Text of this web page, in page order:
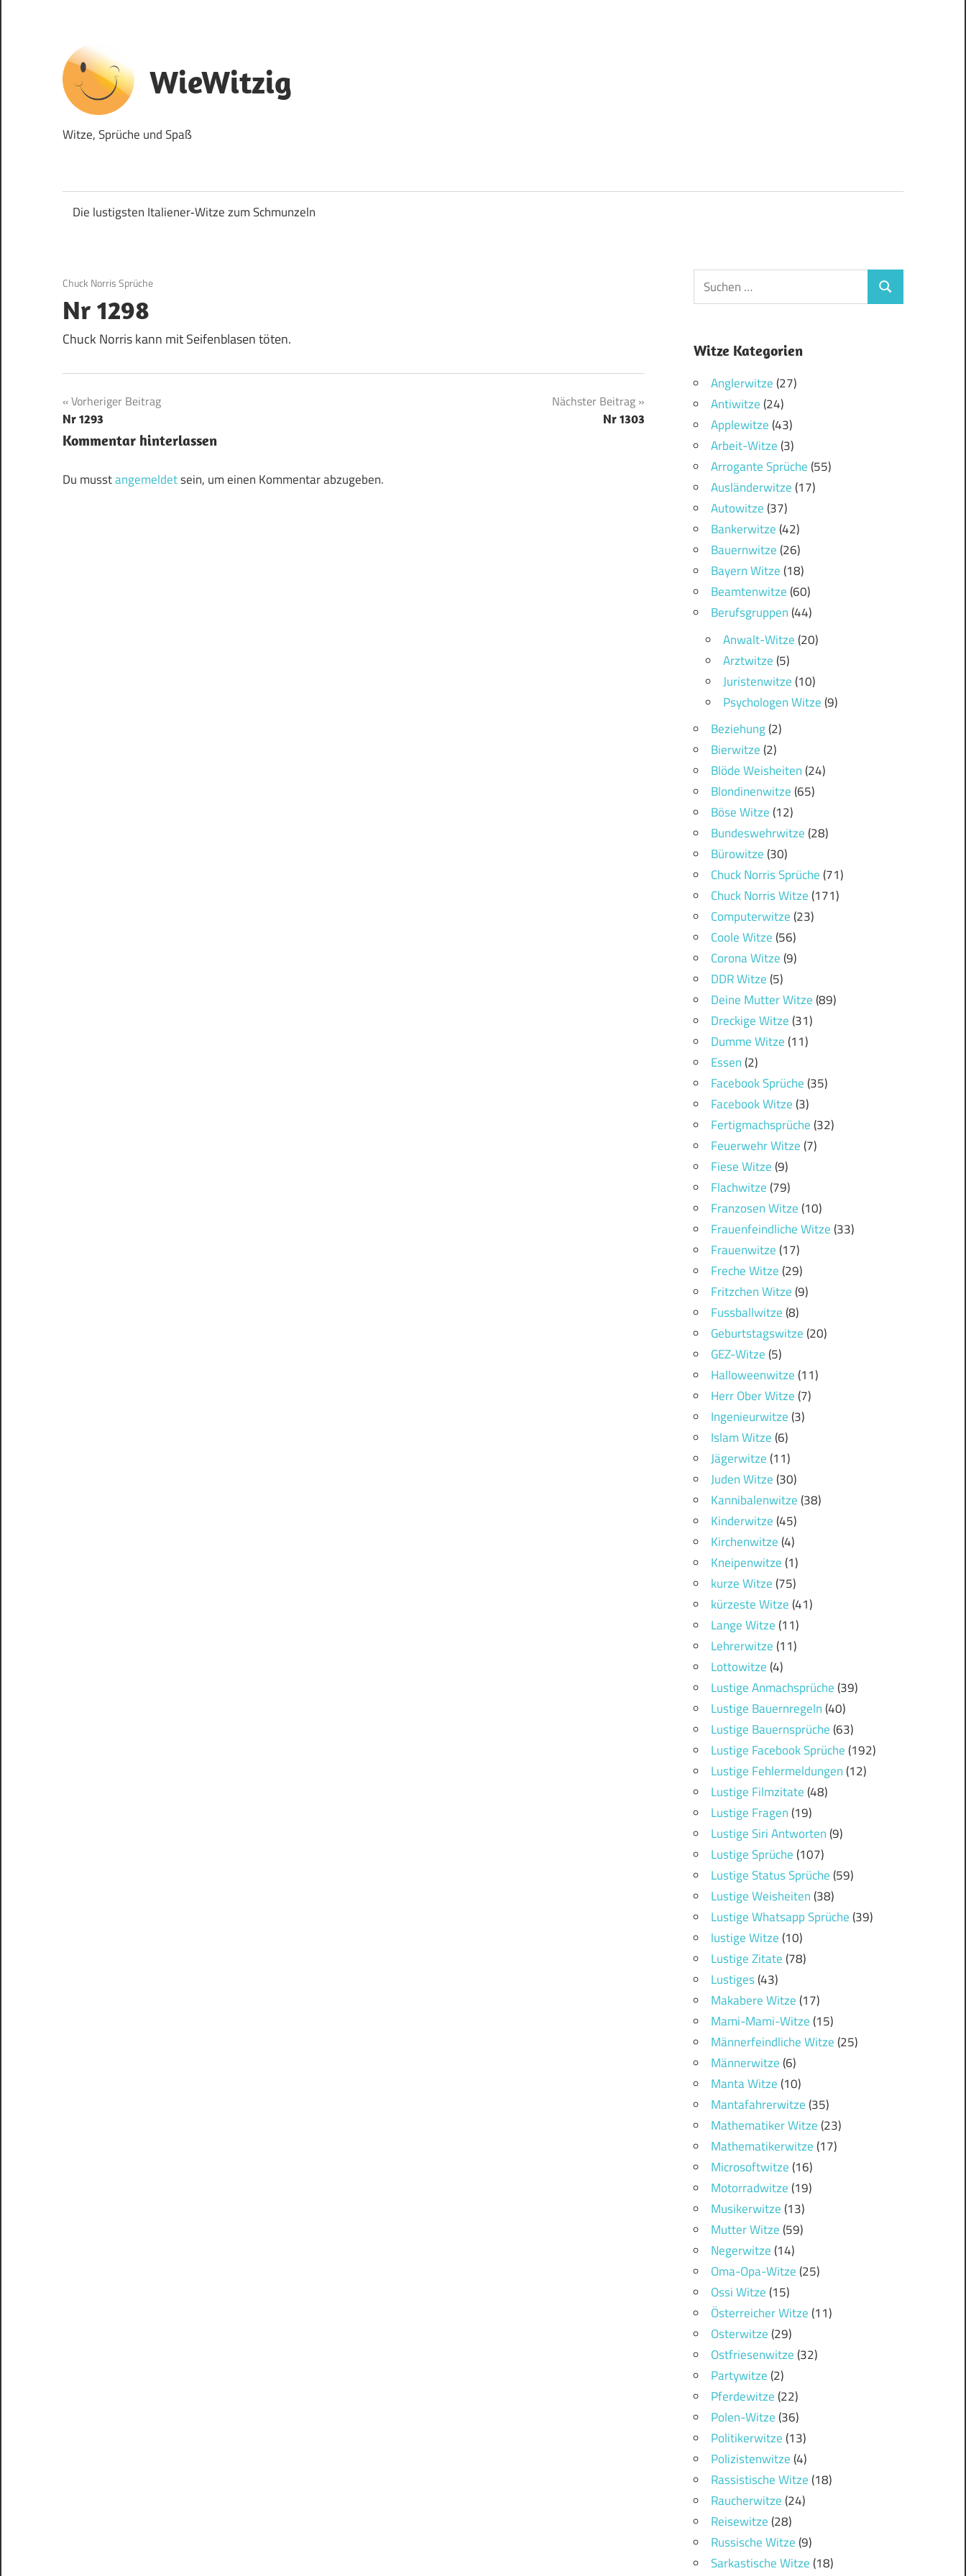
springen
WieWitzig
Witze, Sprüche und Spaß
Die lustigsten Italiener‑Witze zum Schmunzeln
19. Juni 2020
Chuck Norris Sprüche
Nr 1298
Chuck Norris kann mit Seifenblasen töten.
Beitragsnavigation
Vorheriger Beitrag
Nr 1293
Nächster Beitrag
Nr 1303
Kommentar hinterlassen
Du musstangemeldetsein, um einen Kommentar abzugeben.
Witze Kategorien
Anglerwitze(27)
Antiwitze(24)
Applewitze(43)
Arbeit-Witze(3)
Arrogante Sprüche(55)
Ausländerwitze(17)
Autowitze(37)
Bankerwitze(42)
Bauernwitze(26)
Bayern Witze(18)
Beamtenwitze(60)
Berufsgruppen(44)
Anwalt-Witze(20)
Arztwitze(5)
Juristenwitze(10)
Psychologen Witze(9)
Beziehung(2)
Bierwitze(2)
Blöde Weisheiten(24)
Blondinenwitze(65)
Böse Witze(12)
Bundeswehrwitze(28)
Bürowitze(30)
Chuck Norris Sprüche(71)
Chuck Norris Witze(171)
Computerwitze(23)
Coole Witze(56)
Corona Witze(9)
DDR Witze(5)
Deine Mutter Witze(89)
Dreckige Witze(31)
Dumme Witze(11)
Essen(2)
Facebook Sprüche(35)
Facebook Witze(3)
Fertigmachsprüche(32)
Feuerwehr Witze(7)
Fiese Witze(9)
Flachwitze(79)
Franzosen Witze(10)
Frauenfeindliche Witze(33)
Frauenwitze(17)
Freche Witze(29)
Fritzchen Witze(9)
Fussballwitze(8)
Geburtstagswitze(20)
GEZ-Witze(5)
Halloweenwitze(11)
Herr Ober Witze(7)
Ingenieurwitze(3)
Islam Witze(6)
Jägerwitze(11)
Juden Witze(30)
Kannibalenwitze(38)
Kinderwitze(45)
Kirchenwitze(4)
Kneipenwitze(1)
kurze Witze(75)
kürzeste Witze(41)
Lange Witze(11)
Lehrerwitze(11)
Lottowitze(4)
Lustige Anmachsprüche(39)
Lustige Bauernregeln(40)
Lustige Bauernsprüche(63)
Lustige Facebook Sprüche(192)
Lustige Fehlermeldungen(12)
Lustige Filmzitate(48)
Lustige Fragen(19)
Lustige Siri Antworten(9)
Lustige Sprüche(107)
Lustige Status Sprüche(59)
Lustige Weisheiten(38)
Lustige Whatsapp Sprüche(39)
lustige Witze(10)
Lustige Zitate(78)
Lustiges(43)
Makabere Witze(17)
Mami-Mami-Witze(15)
Männerfeindliche Witze(25)
Männerwitze(6)
Manta Witze(10)
Mantafahrerwitze(35)
Mathematiker Witze(23)
Mathematikerwitze(17)
Microsoftwitze(16)
Motorradwitze(19)
Musikerwitze(13)
Mutter Witze(59)
Negerwitze(14)
Oma-Opa-Witze(25)
Ossi Witze(15)
Österreicher Witze(11)
Osterwitze(29)
Ostfriesenwitze(32)
Partywitze(2)
Pferdewitze(22)
Polen-Witze(36)
Politikerwitze(13)
Polizistenwitze(4)
Rassistische Witze(18)
Raucherwitze(24)
Reisewitze(28)
Russische Witze(9)
Sarkastische Witze(18)